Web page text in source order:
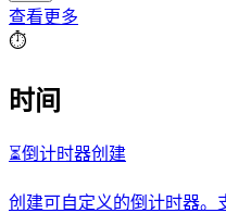
查看更多
⏱️
时间
⏳倒计时器创建
创建可自定义的倒计时器。